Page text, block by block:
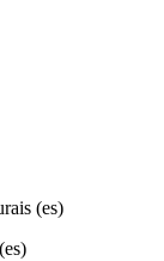
(es)